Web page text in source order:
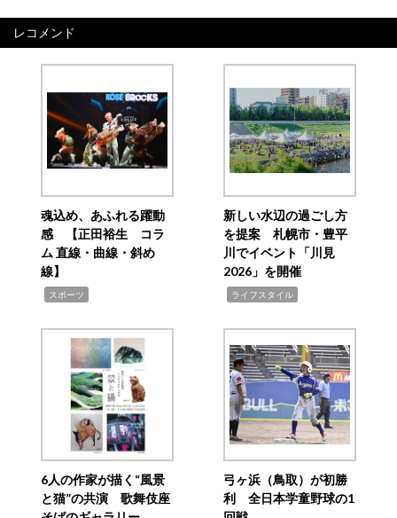
レコメンド
魂込め、あふれる躍動
感 【正田裕生 コラ
ム 直線・曲線・斜め
線】
スポーツ
新しい水辺の過ごし方
を提案 札幌市・豊平
川でイベント「川見
2026」を開催
ライフスタイル
6人の作家が描く“風景
と猫”の共演 歌舞伎座
弓ヶ浜（鳥取）が初勝
利 全日本学童野球の1